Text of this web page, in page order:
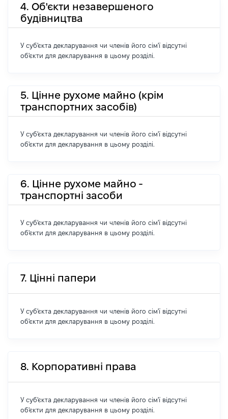
4. Об'єкти незавершеного
будівництва
У суб'єкта декларування чи членів його сім'ї відсутні
об'єкти для декларування в цьому розділі.
5. Цінне рухоме майно (крім
транспортних засобів)
У суб'єкта декларування чи членів його сім'ї відсутні
об'єкти для декларування в цьому розділі.
6. Цінне рухоме майно -
транспортні засоби
У суб'єкта декларування чи членів його сім'ї відсутні
об'єкти для декларування в цьому розділі.
7. Цінні папери
У суб'єкта декларування чи членів його сім'ї відсутні
об'єкти для декларування в цьому розділі.
8. Корпоративні права
У суб'єкта декларування чи членів його сім'ї відсутні
об'єкти для декларування в цьому розділі.